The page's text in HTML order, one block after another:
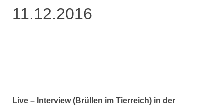
11.12.2016
Live – Interview (Brüllen im Tierreich) in der